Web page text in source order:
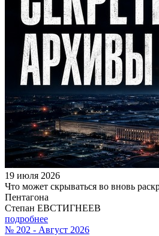
19 июля 2026
Что может скрываться во вновь
Пентагона
Степан ЕВСТИГНЕЕВ
подробнее
№ 202 - Август 2026